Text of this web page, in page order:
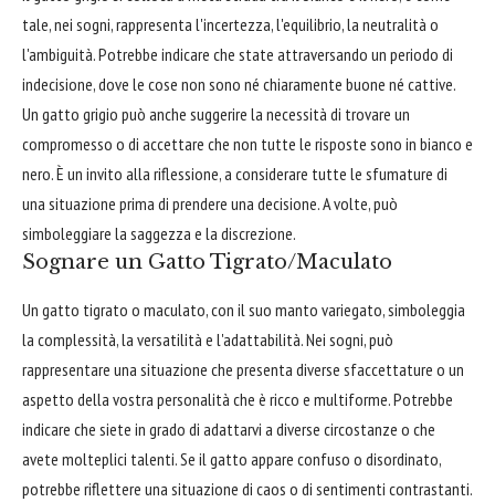
tale, nei sogni, rappresenta l'incertezza, l'equilibrio, la neutralità o
l'ambiguità. Potrebbe indicare che state attraversando un periodo di
indecisione, dove le cose non sono né chiaramente buone né cattive.
Un gatto grigio può anche suggerire la necessità di trovare un
compromesso o di accettare che non tutte le risposte sono in bianco e
nero. È un invito alla riflessione, a considerare tutte le sfumature di
una situazione prima di prendere una decisione. A volte, può
simboleggiare la saggezza e la discrezione.
Sognare un Gatto Tigrato/Maculato
Un gatto tigrato o maculato, con il suo manto variegato, simboleggia
la complessità, la versatilità e l'adattabilità. Nei sogni, può
rappresentare una situazione che presenta diverse sfaccettature o un
aspetto della vostra personalità che è ricco e multiforme. Potrebbe
indicare che siete in grado di adattarvi a diverse circostanze o che
avete molteplici talenti. Se il gatto appare confuso o disordinato,
potrebbe riflettere una situazione di caos o di sentimenti contrastanti.